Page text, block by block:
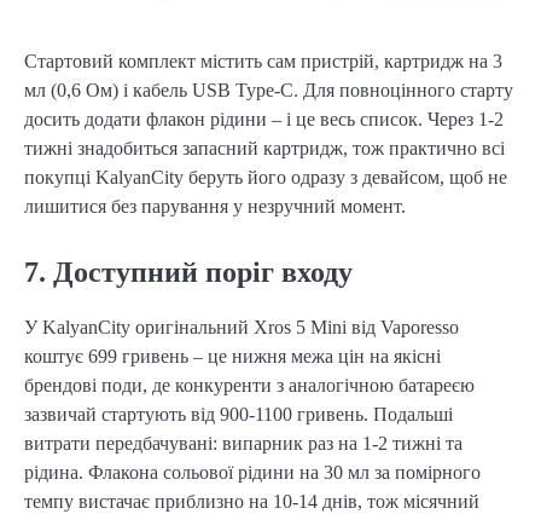
Стартовий комплект містить сам пристрій, картридж на 3
мл (0,6 Ом) і кабель USB Type-C. Для повноцінного старту
досить додати флакон рідини – і це весь список. Через 1-2
тижні знадобиться запасний картридж, тож практично всі
покупці KalyanCity беруть його одразу з девайсом, щоб не
лишитися без парування у незручний момент.
7. Доступний поріг входу
У KalyanCity оригінальний Xros 5 Mini від Vaporesso
коштує 699 гривень – це нижня межа цін на якісні
брендові поди, де конкуренти з аналогічною батареєю
зазвичай стартують від 900-1100 гривень. Подальші
витрати передбачувані: випарник раз на 1-2 тижні та
рідина. Флакона сольової рідини на 30 мл за помірного
темпу вистачає приблизно на 10-14 днів, тож місячний